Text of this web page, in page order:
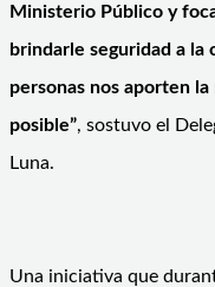
Ministerio Público y
brindarle seguridad a la
personas nos aporten
posible”, sostuvo el
Luna.
Una iniciativa que